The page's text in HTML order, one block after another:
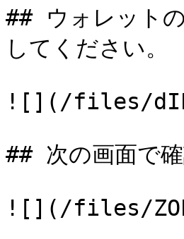
## ウォレット
してください。
![](/files/
## 次の画面で
![](/files/